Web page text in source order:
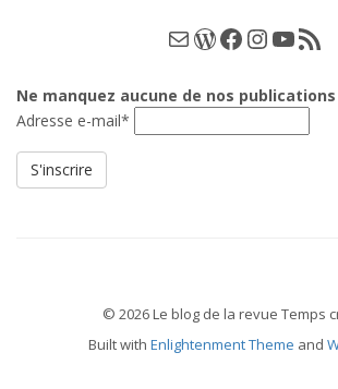
E-mailWordPress
Facebook
Les
Ne manquez aucune de nos publications
Adresse e-mail*
© 2026 Le blog de la revue Temps
Built with Enlightenment Theme and